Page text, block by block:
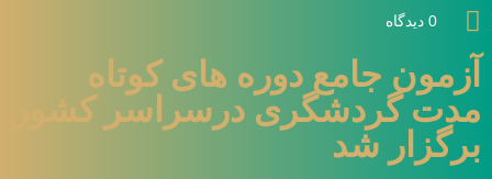
0 دیدگاه
آزمون جامع دوره های کوتاه
مدت گردشگری درسراسر کشور
برگزار شد